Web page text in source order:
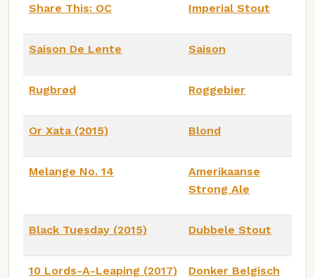
Share This: OC Imperial Stout
Saison De Lente Saison
Rugbrød Roggebier
Or Xata (2015) Blond
Melange No. 14
Amerikaanse
Strong Ale
Black Tuesday (2015) Dubbele Stout
10 Lords-A-Leaping (2017)
Donker Belgisch